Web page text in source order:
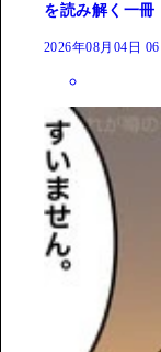
を読み解く一冊
2026年08月04日